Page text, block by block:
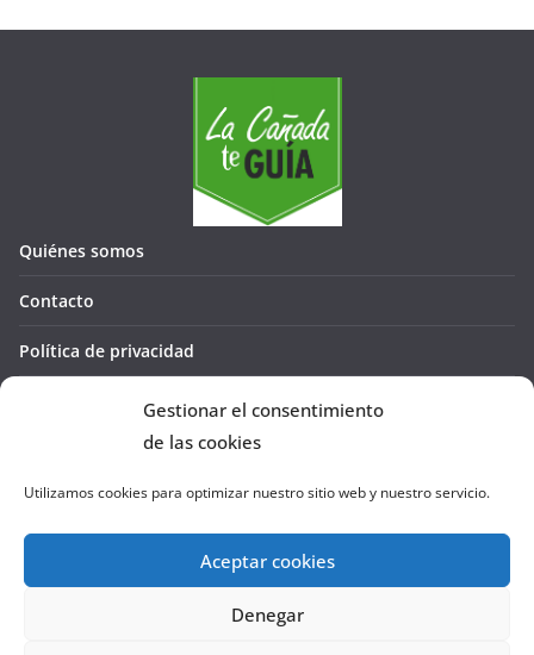
Gestionar el consentimiento
de las cookies
Utilizamos cookies para optimizar nuestro sitio web y nuestro servicio.
Aceptar cookies
Denegar
Quiénes somos
Contacto
Política de privacidad
Política de cookies (UE)
La Cañada te GUÍA